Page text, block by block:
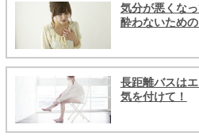
気分が悪くな
酔わないため
長距離バスは
気を付けて！